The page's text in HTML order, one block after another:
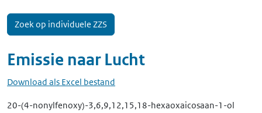
Emissie naar Lucht
Download als Excel bestand
20-(4-nonylfenoxy)-3,6,9,12,15,18-hexaoxaicosaan-1-ol